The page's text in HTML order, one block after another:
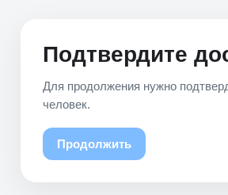
Подтвердите
Для продолжения нужно
человек.
Продолжить